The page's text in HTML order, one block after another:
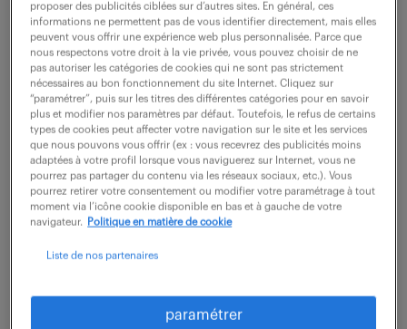
opportunité.
recevez chaque semaine par mail les offres qui
correspondent à votre dernière recherche.
créer une alerte
partagez-nous
proposer des publicités ciblées sur d’autres sites. En général, ces
informations ne permettent pas de vous identifier directement, mais elles
peuvent vous offrir une expérience web plus personnalisée. Parce que
nous respectons votre droit à la vie privée, vous pouvez choisir de ne
pas autoriser les catégories de cookies qui ne sont pas strictement
nécessaires au bon fonctionnement du site Internet. Cliquez sur
“paramétrer”, puis sur les titres des différentes catégories pour en savoir
plus et modifier nos paramètres par défaut. Toutefois, le refus de certains
types de cookies peut affecter votre navigation sur le site et les services
que nous pouvons vous offrir (ex : vous recevrez des publicités moins
adaptées à votre profil lorsque vous naviguerez sur Internet, vous ne
pourrez pas partager du contenu via les réseaux sociaux, etc.). Vous
pourrez retirer votre consentement ou modifier votre paramétrage à tout
moment via l’icône cookie disponible en bas et à gauche de votre
navigateur.
Politique en matière de cookie
Liste de nos partenaires
paramétrer